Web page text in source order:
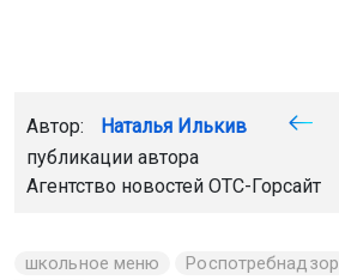
Автор: Наталья Илькив
публикации автора
Агентство новостей ОТС-Горсайт
школьное меню Роспотребнадзор